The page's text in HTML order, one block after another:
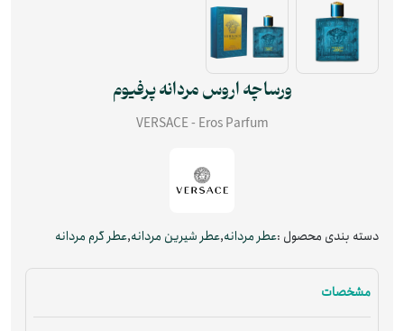
ورساچه اروس مردانه پرفیوم
VERSACE - Eros Parfum
دسته بندی محصول :عطر مردانه,عطر شیرین مردانه,عطر گرم مردانه
مشخصات